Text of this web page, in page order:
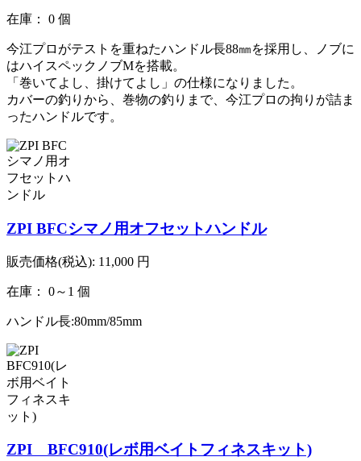
在庫： 0 個
今江プロがテストを重ねたハンドル長88㎜を採用し、ノブに
はハイスペックノブMを搭載。
「巻いてよし、掛けてよし」の仕様になりました。
カバーの釣りから、巻物の釣りまで、今江プロの拘りが詰ま
ったハンドルです。
ZPI BFCシマノ用オフセットハンドル
販売価格(税込): 11,000 円
在庫： 0～1 個
ハンドル長:80mm/85mm
ZPI BFC910(レボ用ベイトフィネスキット)